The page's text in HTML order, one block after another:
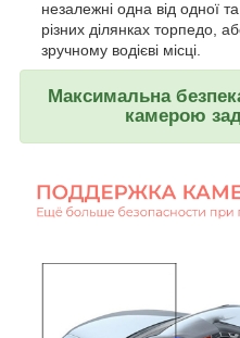
незалежні одна від одної
різних ділянках торпедо,
зручному водієві місці.
Максимальна
камерою